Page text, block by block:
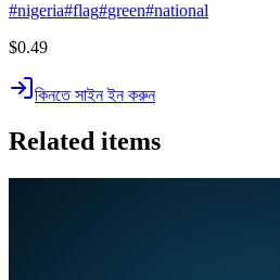
#nigeria#flag#green#national
$0.49
কিনতে সাইন ইন করুন
Related items